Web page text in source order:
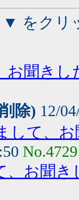
▼ をクリ
お聞きし
除) 12/
して、
No.4729
、お聞